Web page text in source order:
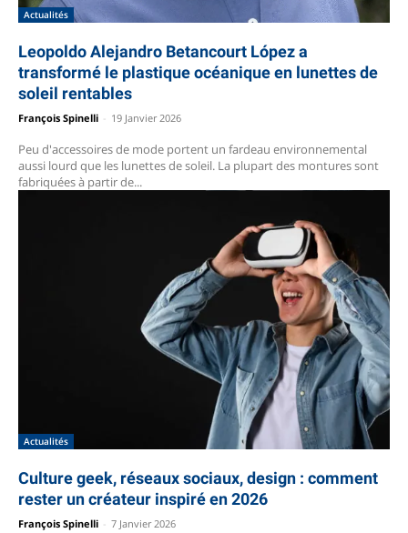
Actualités
Leopoldo Alejandro Betancourt López a
transformé le plastique océanique en lunettes de
soleil rentables
François Spinelli 19 Janvier 2026
Peu d'accessoires de mode portent un fardeau environnemental
aussi lourd que les lunettes de soleil. La plupart des montures sont
fabriquées à partir de...
Actualités
Culture geek, réseaux sociaux, design : comment
rester un créateur inspiré en 2026
François Spinelli 7 Janvier 2026